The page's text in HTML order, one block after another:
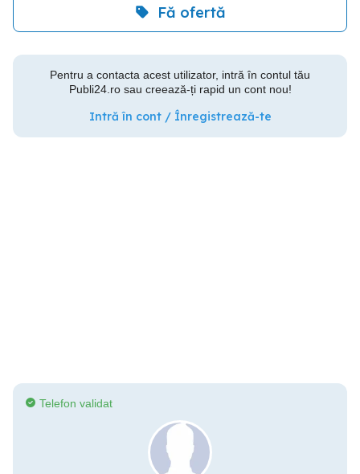
Fă ofertă
Pentru a contacta acest utilizator, intră în contul tău
Publi24.ro sau creează-ți rapid un cont nou!
Intră în cont / Înregistrează-te
Telefon validat